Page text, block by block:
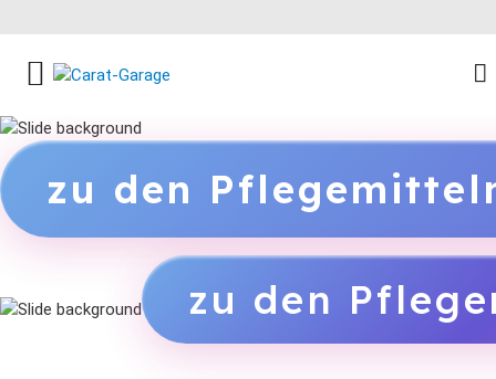
zu den
zu den